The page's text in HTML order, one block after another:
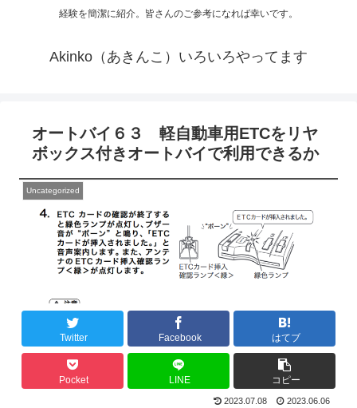
経験を簡潔に紹介。皆さんのご参考になれば幸いです。
Akinko（あきんこ）いろいろやってます
オートバイ６３ 軽自動車用ETCをリヤ
ボックス付きオートバイで利用できるか
Uncategorized
Twitter Facebook はてブ
Pocket LINE コピー
2023.07.08 2023.06.06